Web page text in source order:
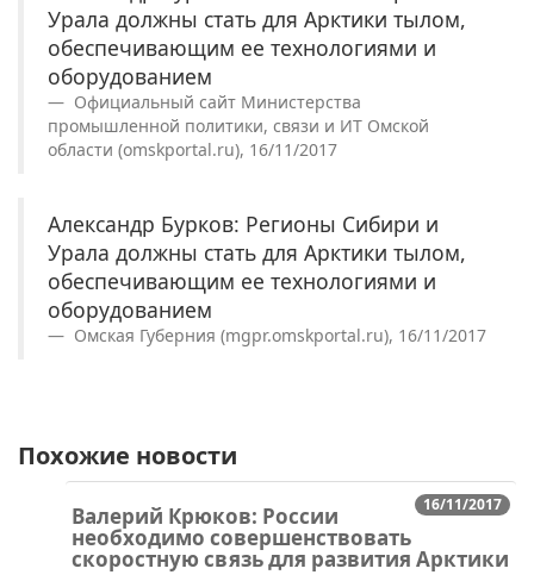
Урала должны стать для Арктики тылом,
обеспечивающим ее технологиями и
оборудованием
Официальный сайт Министерства
промышленной политики, связи и ИТ Омской
области (omskportal.ru), 16/11/2017
Александр Бурков: Регионы Сибири и
Урала должны стать для Арктики тылом,
обеспечивающим ее технологиями и
оборудованием
Омская Губерния (mgpr.omskportal.ru), 16/11/2017
Похожие новости
16/11/2017
Валерий Крюков: России
необходимо совершенствовать
скоростную связь для развития Арктики